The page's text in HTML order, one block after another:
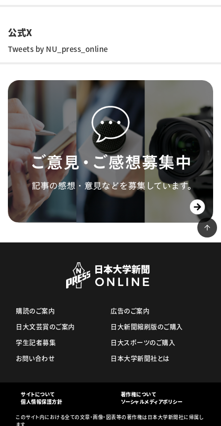
公式X
Tweets by NU_press_online
購読のご案内
日大文芸賞のご案内
学生記者募集
お問い合わせ
広告のご案内
日大新聞縮刷版のご購入
日大スポーツのご購入
日本大学新聞社とは
サイトについて
著作権について
個人情報保護方針
ソーシャルメディアポリシー
このサイト内における全ての文章・画像・図表等の著作権は日本大学新聞社に帰属し
ます